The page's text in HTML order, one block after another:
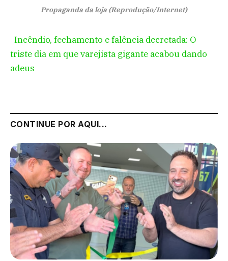
Propaganda da loja (Reprodução/Internet)
Incêndio, fechamento e falência decretada: O
triste dia em que varejista gigante acabou dando
adeus
CONTINUE POR AQUI...